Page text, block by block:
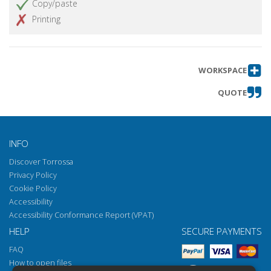
Copy/paste
Printing
WORKSPACE
QUOTE
INFO
Discover Torrossa
Privacy Policy
Cookie Policy
Accessibility
Accessibility Conformance Report (VPAT)
HELP
FAQ
How to open files
SECURE PAYMENTS